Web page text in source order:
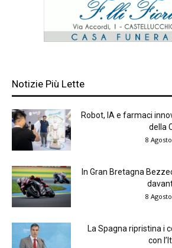
Notizie Più Lette
Robot, IA e farmaci
della
8
In Gran Bretagna
8
La Spagna ripristina i
con